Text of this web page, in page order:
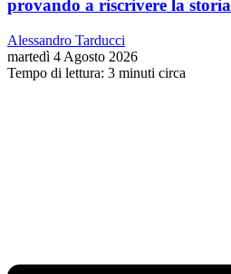
provando a riscrivere la storia
Alessandro Tarducci
martedì 4 Agosto 2026
Tempo di lettura: 3 minuti circa